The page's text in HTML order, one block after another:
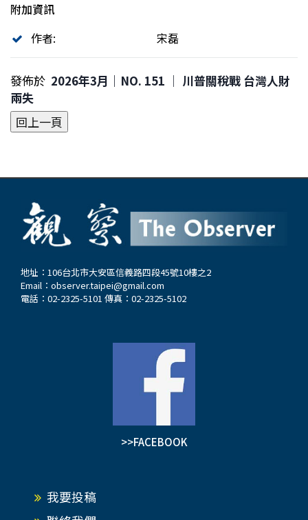
附加資訊
作者:
宋磊
發佈於 2026年3月｜NO. 151 │ 川普關稅戰 台灣人財
兩失
地址：106台北市大安區信義路四段45號10樓之2
Email： observer.taipei@gmail.com
電話：02-2325-5101 傳真：02-2325-5102
>>FACEBOOK
我要投稿